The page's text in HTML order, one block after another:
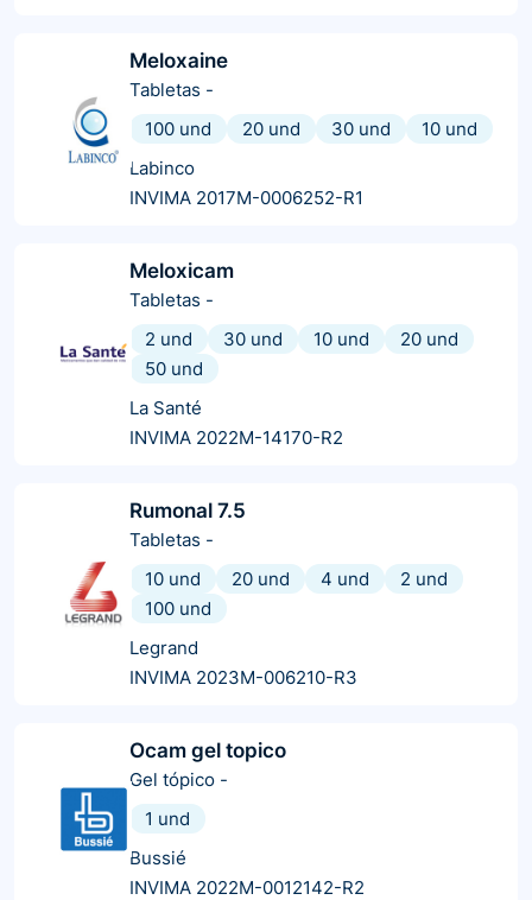
Meloxaine
Tabletas -
100 und
20 und 30 und
10 und
Labinco
INVIMA 2017M-0006252-R1
Meloxicam
Tabletas -
2 und
30 und 10 und
20 und
50 und
La Santé
INVIMA 2022M-14170-R2
Rumonal 7.5
Tabletas -
10 und
20 und 4 und
2 und
100 und
Legrand
INVIMA 2023M-006210-R3
Ocam gel topico
Gel tópico -
1 und
Bussié
INVIMA 2022M-0012142-R2